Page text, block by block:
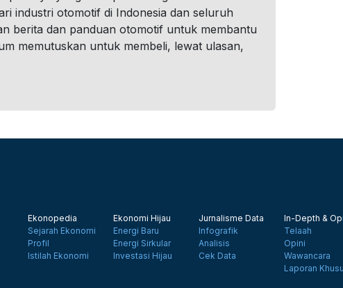
industri otomotif di Indonesia dan seluruh
berita dan panduan otomotif untuk membantu
memutuskan untuk membeli, lewat ulasan,
Ekonopedia
Sejarah Ekonomi
Profil
Istilah Ekonomi
Ekonomi Hijau
Energi Baru
Energi Sirkular
Investasi Hijau
Jurnalisme Data
Infografik
Analisis
Cek Data
In-Depth &
Telaah
Opini
Wawancara
Laporan